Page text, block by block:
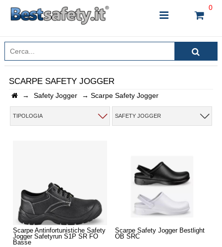
0
INSERISCI IL NOME DEL PRODOTTO CHE STAI
CERCANDO
SCARPE SAFETY JOGGER
→ Safety Jogger → Scarpe Safety Jogger
TIPOLOGIA SAFETY JOGGER
Scarpe Antinfortunistiche Safety
Jogger Safetyrun S1P SR FO
Basse
Scarpe Safety Jogger Bestlight
OB SRC